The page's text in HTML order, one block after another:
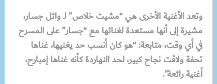
وتعد الأغنية الأخرى هي “مشيت خلاص” لـ وائل جسار،
مشيرة إلى أنها مستعدة لغنائها مع “جسار” على المسرح
في أي وقت، متابعة: “هو كان أنسب حد يغنيها، غناها
تحفة ولاقت نجاح كبير، لحد النهاردة كأنه غناها إمبارح،
أغنية رائعة”.